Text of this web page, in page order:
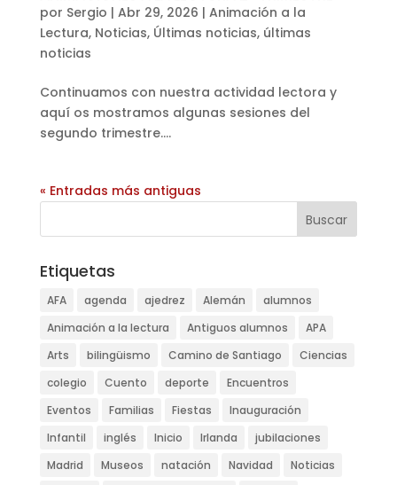
por Sergio | Abr 29, 2026 | Animación a la
Lectura, Noticias, Últimas noticias, últimas
noticias
Continuamos con nuestra actividad lectora y
aquí os mostramos algunas sesiones del
segundo trimestre....
« Entradas más antiguas
Etiquetas
AFA agenda ajedrez Alemán
alumnos
Animación a la lectura
Antiguos alumnos
APA
Arts
bilingüismo Camino de Santiago
Ciencias
colegio
Cuento deporte
Encuentros
Eventos
Familias Fiestas
Inauguración
Infantil
inglés Inicio Irlanda
jubilaciones
Madrid
Museos natación Navidad
Noticias